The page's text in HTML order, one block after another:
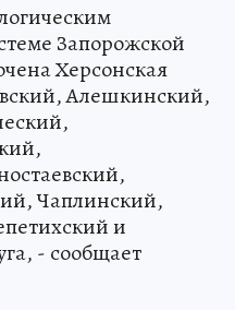
Запорожской
Херсонская
Алешкинский,
Чаплинский,
и
- сообщает